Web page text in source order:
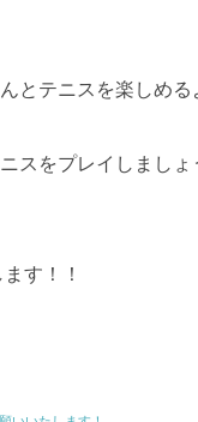
とテニスを楽しめ
スをプレイしましょ
す！！